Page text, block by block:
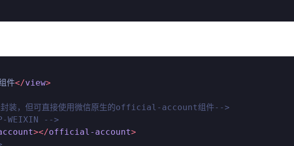
件</view>
，但可直接使用微信原生的official-account组件-->
-->
></official-account>